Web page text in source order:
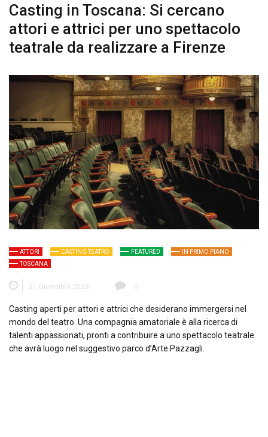
Casting in Toscana: Si cercano
attori e attrici per uno spettacolo
teatrale da realizzare a Firenze
ATTORI CASTING TEATRO FEATURED
IN PRIMO PIANO
TOSCANA
21 Dicembre 2023 0
Casting aperti per attori e attrici che desiderano immergersi nel
mondo del teatro. Una compagnia amatoriale è alla ricerca di
talenti appassionati, pronti a contribuire a uno spettacolo teatrale
che avrà luogo nel suggestivo parco d’Arte Pazzagli.